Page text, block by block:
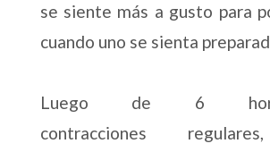
se siente más a gusto para
cuando uno se sienta
Luego de 6
contracciones